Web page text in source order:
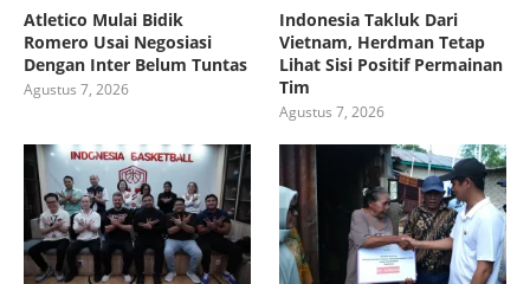
Atletico Mulai Bidik
Romero Usai Negosiasi
Dengan Inter Belum Tuntas
Agustus 7, 2026
Indonesia Takluk Dari
Vietnam, Herdman Tetap
Lihat Sisi Positif Permainan
Tim
Agustus 7, 2026